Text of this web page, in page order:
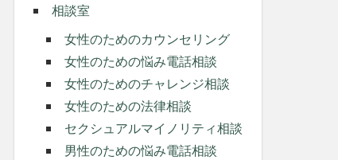
相談室
女性のためのカウンセリング
女性のための悩み電話相談
女性のためのチャレンジ相談
女性のための法律相談
セクシュアルマイノリティ相談
男性のための悩み電話相談